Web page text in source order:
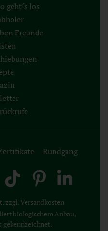
geht´s los
Freunde
Rundgang
zzgl. Versandkosten
biologischem Anbau,
gekennzeichnet.